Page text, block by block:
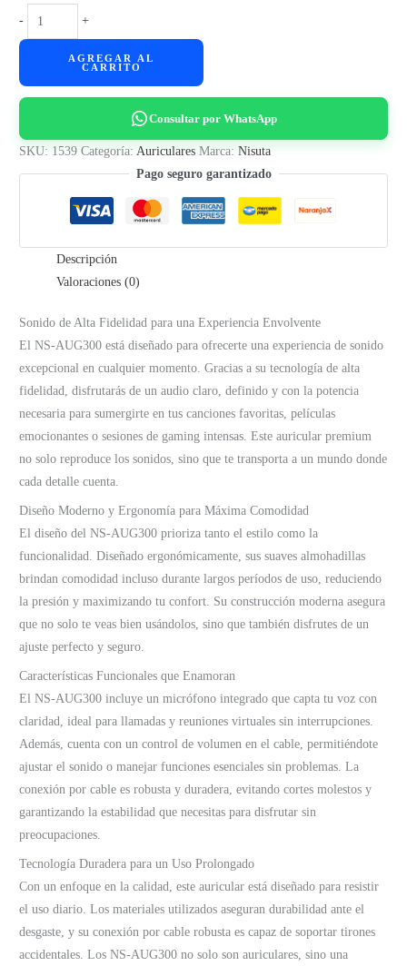
-
Auricular
Gamer
+
AGREGAR AL
CARRITO
Consultar por WhatsApp
SKU: 1539 Categoría: Auriculares Marca:Nisuta
Pago seguro garantizado
Descripción
Valoraciones (0)
Sonido de Alta Fidelidad para una Experiencia Envolvente
El NS-AUG300 está diseñado para ofrecerte una experiencia de sonido
excepcional en cualquier momento. Gracias a su tecnología de alta
fidelidad, disfrutarás de un audio claro, definido y con la potencia
necesaria para sumergirte en tus canciones favoritas, películas
emocionantes o sesiones de gaming intensas. Este auricular premium
no solo reproduce los sonidos, sino que te transporta a un mundo donde
cada detalle cuenta.
Diseño Moderno y Ergonomía para Máxima Comodidad
El diseño del NS-AUG300 prioriza tanto el estilo como la
funcionalidad. Diseñado ergonómicamente, sus suaves almohadillas
brindan comodidad incluso durante largos períodos de uso, reduciendo
la presión y maximizando tu confort. Su construcción moderna asegura
que no solo te veas bien usándolos, sino que también disfrutes de un
ajuste perfecto y seguro.
Características Funcionales que Enamoran
El NS-AUG300 incluye un micrófono integrado que capta tu voz con
claridad, ideal para llamadas y reuniones virtuales sin interrupciones.
Además, cuenta con un control de volumen en el cable, permitiéndote
ajustar el sonido o manejar funciones esenciales sin problemas. La
conexión por cable es robusta y duradera, evitando cortes molestos y
garantizando la estabilidad que necesitas para disfrutar sin
preocupaciones.
Tecnología Duradera para un Uso Prolongado
Con un enfoque en la calidad, este auricular está diseñado para resistir
el uso diario. Los materiales utilizados aseguran durabilidad ante el
desgaste, y su conexión por cable robusta es capaz de soportar tirones
accidentales. Los NS-AUG300 no solo son auriculares, sino una